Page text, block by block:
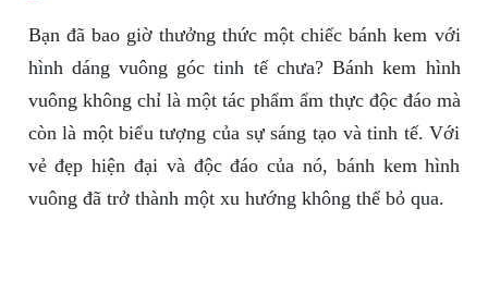
Bạn đã bao giờ thưởng thức một chiếc bánh kem với
hình dáng vuông góc tinh tế chưa? Bánh kem hình
vuông không chỉ là một tác phẩm ẩm thực độc đáo mà
còn là một biểu tượng của sự sáng tạo và tinh tế. Với
vẻ đẹp hiện đại và độc đáo của nó, bánh kem hình
vuông đã trở thành một xu hướng không thể bỏ qua.